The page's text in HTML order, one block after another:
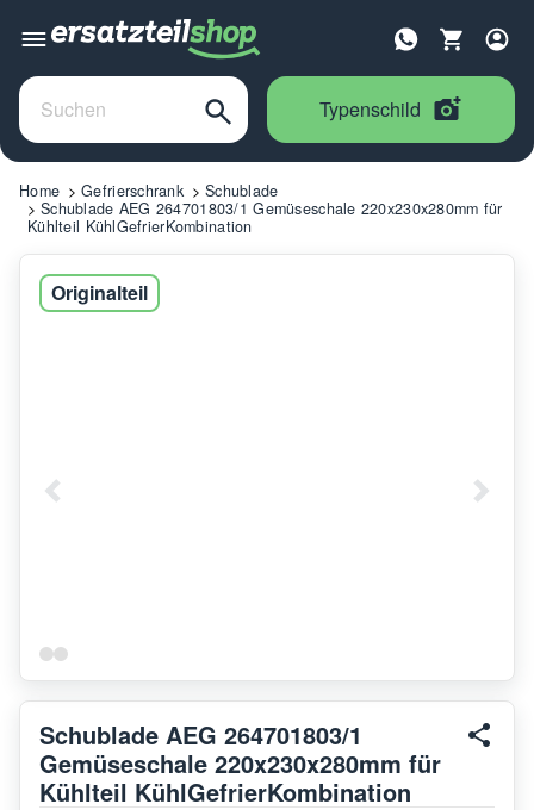
Typenschild
Home Gefrierschrank
Schublade
Schublade AEG 264701803/1 Gemüseschale 220x230x280mm für
Kühlteil KühlGefrierKombination
Originalteil
Schublade AEG 264701803/1
Gemüseschale 220x230x280mm für
Kühlteil KühlGefrierKombination